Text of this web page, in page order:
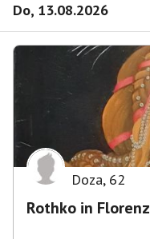
Do, 13.08.2026
Doza, 62
Rothko in Florenz